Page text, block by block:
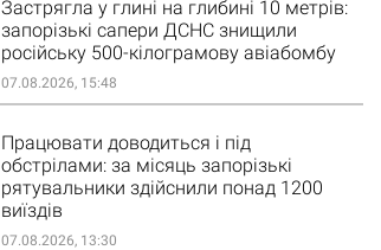
Застрягла у глині на глибині 10 метрів:
запорізькі сапери ДСНС знищили
російську 500-кілограмову авіабомбу
07.08.2026, 15:48
Працювати доводиться і під
обстрілами: за місяць запорізькі
рятувальники здійснили понад 1200
виїздів
07.08.2026, 13:30